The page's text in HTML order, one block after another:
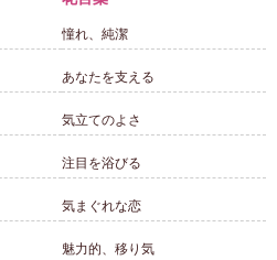
憧れ、純潔
あなたを支える
気立てのよさ
注目を浴びる
気まぐれな恋
魅力的、移り気